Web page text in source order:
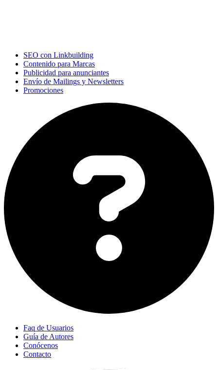
SEO con Linkbuilding
Contenido para Marcas
Publicidad para anunciantes
Envío de Mailings y Newsletters
Promociones
Faq de Usuarios
Guía de Autores
Conócenos
Contacto